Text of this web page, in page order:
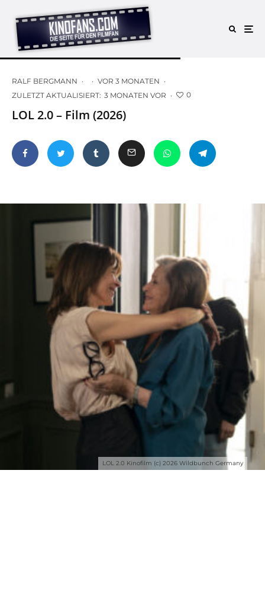
RALF BERGMANN · · VOR 3 MONATEN ·
ZULETZT AKTUALISIERT: 3 MONATEN VOR · 0
LOL 2.0 – Film (2026)
LOL 2.0 Kinofilm (c) 2026 Wildbunch Germany